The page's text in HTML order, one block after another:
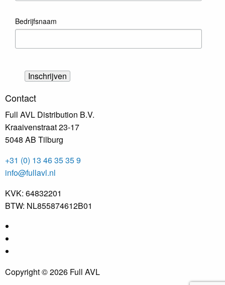
Bedrijfsnaam
Contact
Full AVL Distribution B.V.
Kraaivenstraat 23-17
5048 AB Tilburg
+31 (0) 13 46 35 35 9
info@fullavl.nl
KVK: 64832201
BTW: NL855874612B01
Copyright © 2026 Full AVL